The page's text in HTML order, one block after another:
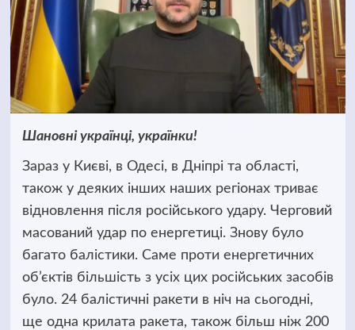
Шановні українці, українки!
Зараз у Києві, в Одесі, в Дніпрі та області,
також у деяких інших наших регіонах триває
відновлення після російського удару. Черговий
масований удар по енергетиці. Знову було
багато балістики. Саме проти енергетичних
об’єктів більшість з усіх цих російських засобів
було. 24 балістичні ракети в ніч на сьогодні,
ще одна крилата ракета, також більш ніж 200